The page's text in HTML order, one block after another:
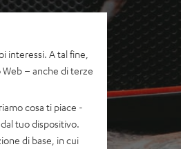
interessi. A tal fine,
– anche di terze
cosa ti piace -
tuo dispositivo.
di base, in cui